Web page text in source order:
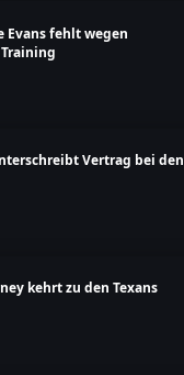
Evans fehlt wegen
Vertrag bei den
kehrt zu den Texans